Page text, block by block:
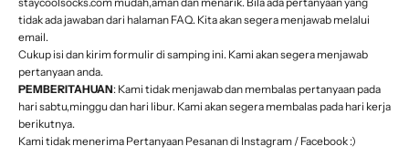
tidak ada jawaban dari halaman FAQ. Kita akan segera menjawab melalui
email.
Cukup isi dan kirim formulir di samping ini. Kami akan segera menjawab
pertanyaan anda.
PEMBERITAHUAN: Kami tidak menjawab dan membalas pertanyaan pada
hari sabtu,minggu dan hari libur. Kami akan segera membalas pada hari kerja
berikutnya.
Kami tidak menerima Pertanyaan Pesanan di Instagram / Facebook :)